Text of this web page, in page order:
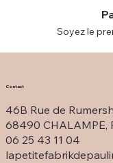
Soyez le
Contact
46B Rue de
68490 CHALAMPE,
06 25 43 11 04